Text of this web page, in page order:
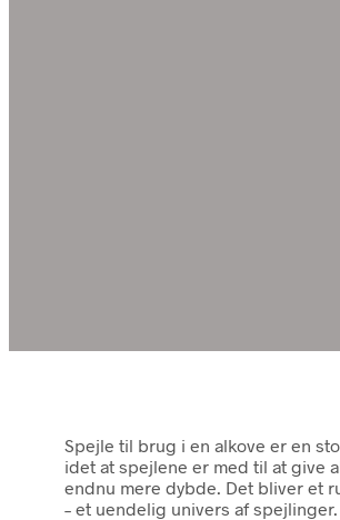
Spejle til brug i en alkove er en
idet at spejlene er med til at give
endnu mere dybde. Det bliver et
– et uendelig univers af spejlinger.